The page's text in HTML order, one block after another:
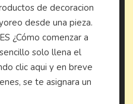
de decoracion
desde una pieza.
¿Cómo comenzar a
solo llena el
clic aqui y en breve
se te asignara un